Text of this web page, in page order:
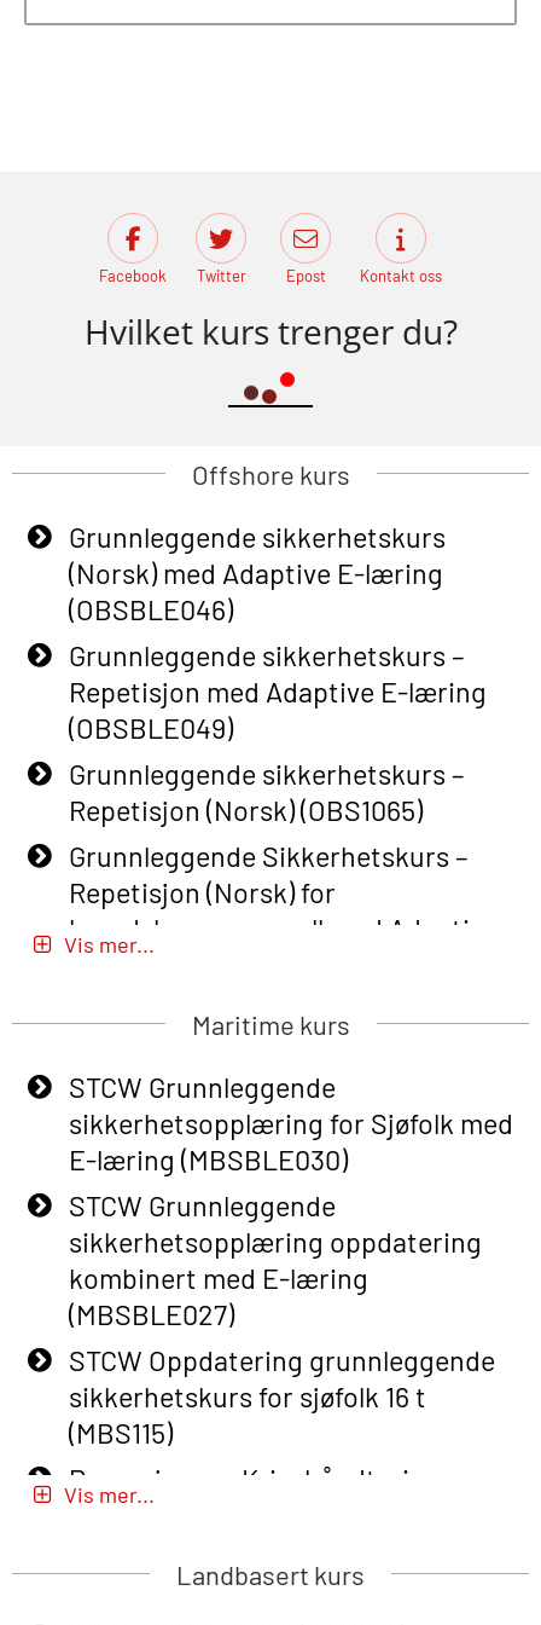
Facebook Twitter Epost Kontakt oss
Hvilket kurs trenger du?
Offshore kurs
Grunnleggende sikkerhetskurs
(Norsk) med Adaptive E-læring
(OBSBLE046)
Grunnleggende sikkerhetskurs –
Repetisjon med Adaptive E-læring
(OBSBLE049)
Grunnleggende sikkerhetskurs –
Repetisjon (Norsk) (OBS1065)
Grunnleggende Sikkerhetskurs –
Repetisjon (Norsk) for
beredskapspersonell med Adaptive
E-læring (OBSBLE051)
Basic Safety Training (English) – with
Adaptive E-learning (OBSBLE047)
Basic Safety Training – Refresher
Course (English) with E-learning
(OBSBLE048)
Basic Safety Training – Refresher
Course (English) (OBS1063)
Basic Safety Training – Refresher
Course (English) for emergency
response personnel with Adaptive E-
learning (OBSBLE050)
Helikopterevakuering inkl pustelunge
med adaptive e-læring (OSEBLE018)
Airpocket with E-learning (English)
Vis mer...
Maritime kurs
STCW Grunnleggende
sikkerhetsopplæring for Sjøfolk med
E-læring (MBSBLE030)
STCW Grunnleggende
sikkerhetsopplæring oppdatering
kombinert med E-læring
(MBSBLE027)
STCW Oppdatering grunnleggende
sikkerhetskurs for sjøfolk 16 t
(MBS115)
Passasjer- og Krisehåndtering
(MBSBLE020)
Passasjer- og Krisehåndtering
oppdatering (MBSBLE019)
Vis mer...
Landbasert kurs